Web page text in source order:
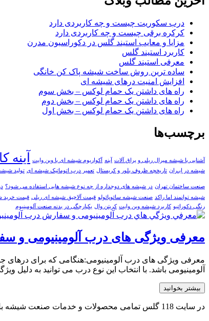
درب سکوریت چیست و چه کاربردی دارد
کرکره برقی چیست و چه کاربردی دارد
مزایا و معایب استیند گلس در دکوراسیون مدرن
کاربرد استیند گلس
معرفی استیند گلس
ساده ترین روش ساخت شیشه پاک کن خانگی
افزایش امنیت درهای شیشه ای
راه های داشتن یک حمام لوکس – بخش سوم
راه های داشتن یک حمام لوکس – بخش دوم
راه های داشتن یک حمام لوکس – بخش اول
برچسب‌ها
آشنایی با شیشه میرال ریلی و یراق آلات آينه آکواریوم شیشه ای با وین وایت آینه
شیشه در ایـران تاریخچه ظروف بلور و کریستال تعمیر درب اتوماتیک شیشه ای تولید
صنعت ساختمان تهران در شیشه های دوجداره از چه نوع شیشه هایی استفاده می شود؟
شیشه توانمند اما راکد صنعت شیشه سائوپائولو قیمت آلاچیق شیشه ای ریلی قیمت خرید
رنگی دکوراتیو کاربرد شیشه وین وایت کریتن وال یکپارچگی در بدنه صنعت آلومینیوم
معرفی ویژگی های درب آلومینیومی و
معرفی ویژگی های درب آلومینیومی:هنگامی که برای درهای
آلومینیومی باشد. با انتخاب این نوع درب می توانید به
بیشتر بخوانید
در سایت 118 گلس تمامی محصولات و خدمات صنعت شیشه با بهترین کیفیت و مناسب ترین قیمت توسط بهترین و مجرب ترین تولیدکنندگان و فعالان صنعت شیشه کشور بصورت یکپارجه ارائه می شود.